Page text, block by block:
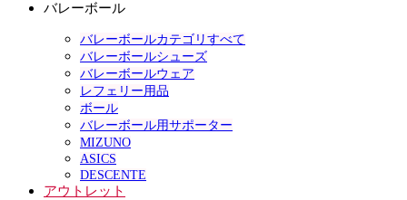
バレーボール
バレーボールカテゴリすべて
バレーボールシューズ
バレーボールウェア
レフェリー用品
ボール
バレーボール用サポーター
MIZUNO
ASICS
DESCENTE
アウトレット